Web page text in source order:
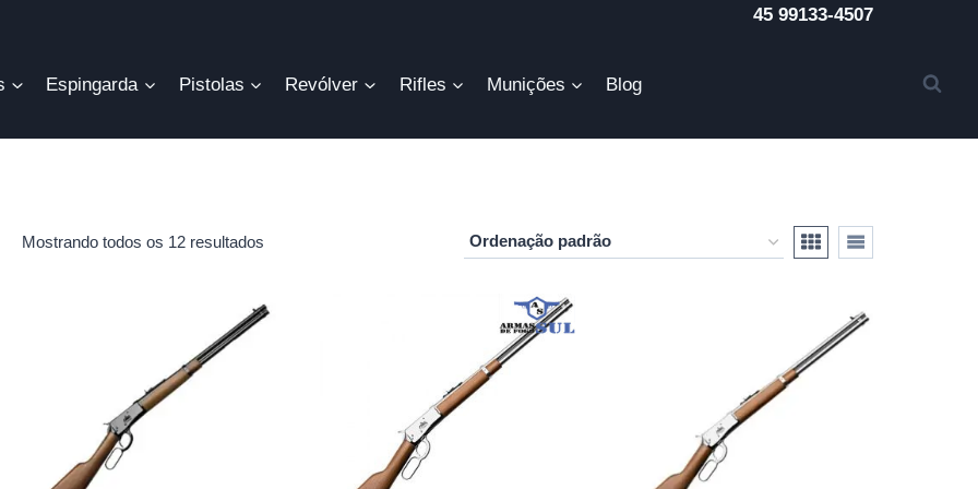
45 99133-4507
Espingarda Pistolas Revólver Rifles Munições Blog
Mostrando todos os 12 resultados